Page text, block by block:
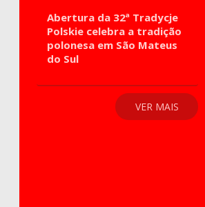
Abertura da 32ª Tradycje
Polskie celebra a tradição
polonesa em São Mateus
do Sul
VER MAIS